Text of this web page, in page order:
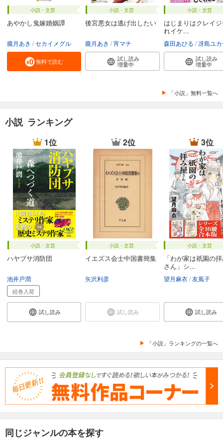
小説・文芸
あやかし鬼嫁婚姻譚
朧月あき セカイメグル
無料で読む
小説・文芸
後宮悪女は逃げ出したい
朧月あき 宵マチ
試し読み
増量中
小説・文芸
はじまりはクレイ
れイケ...
森田あひる 冴島ユ
試し読み
増量中
「小説」無料一覧へ
小説 ランキング
1位
小説・文芸
ハヤブサ消防団
池井戸潤
続巻入荷
試し読み
2位
小説・文芸
イエズス会士中国書簡集
矢沢利彦
試し読み
3位
小説・文芸
「わが家は祇園の
さん」シ...
望月麻衣 友風子
試し読み
「小説」ランキングの一覧へ
同じジャンルの本を探す